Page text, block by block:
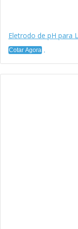
Eletrodo de pH para
Cotar Agora